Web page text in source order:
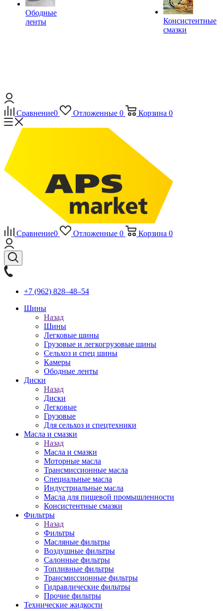
Ободные
ленты
Консистентные
смазки
Сравнение0 Отложенные 0 Корзина 0
Сравнение0 Отложенные 0 Корзина 0
+7 (962) 828‒48‒54
Шины
Назад
Шины
Легковые шины
Грузовые и легкогрузовые шины
Сельхоз и спец шины
Камеры
Ободные ленты
Диски
Назад
Диски
Легковые
Грузовые
Для сельхоз и спецтехники
Масла и смазки
Назад
Масла и смазки
Моторные масла
Трансмиссионные масла
Специальные масла
Индустриальные масла
Масла для пищевой промышленности
Консистентные смазки
Фильтры
Назад
Фильтры
Масляные фильтры
Воздушные фильтры
Салонные фильтры
Топливные фильтры
Трансмиссионные фильтры
Гидравлические фильтры
Прочие фильтры
Технические жидкости